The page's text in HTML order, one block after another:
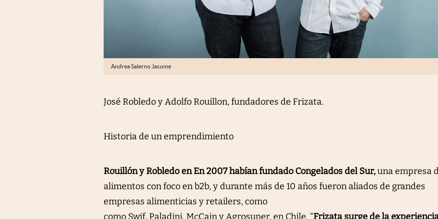
Andrea Salerno Jacome
José Robledo y Adolfo Rouillon, fundadores de Frizata.
Historia de un emprendimiento
Rouillón y Robledo en En 2007 habían fundado Congelados del Sur,una empresa
alimentos con foco en b2b, y durante más de 10 años fueron aliados de grandes
empresas alimenticias y retailers, como
como Swif, Paladini, McCain y Agrosuper, en Chile. "Frizata surge de la